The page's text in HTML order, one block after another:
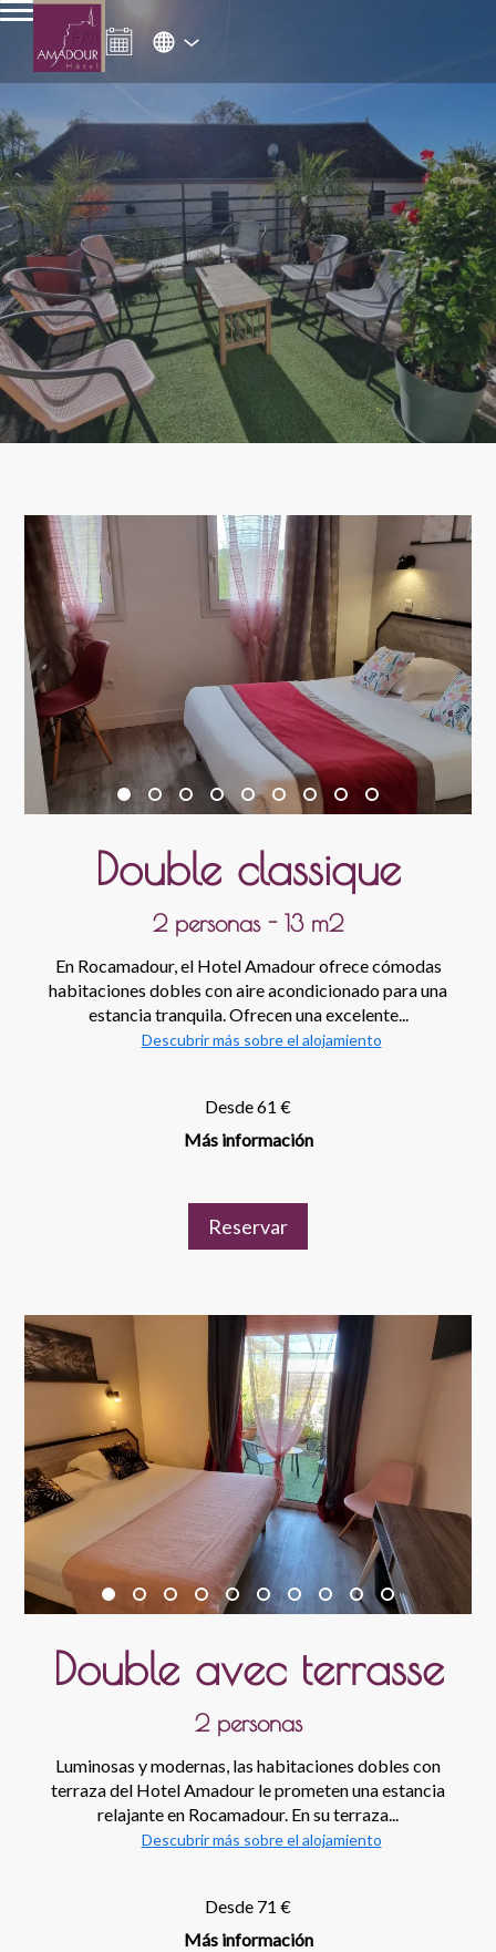
Double classique
2 personas - 13 m2
En Rocamadour, el Hotel Amadour ofrece cómodas
habitaciones dobles con aire acondicionado para una
estancia tranquila. Ofrecen una excelente...
Descubrir más sobre el alojamiento
Desde 61 €
Más información
Reservar
Double avec terrasse
2 personas
Luminosas y modernas, las habitaciones dobles con
terraza del Hotel Amadour le prometen una estancia
relajante en Rocamadour. En su terraza...
Descubrir más sobre el alojamiento
Desde 71 €
Más información